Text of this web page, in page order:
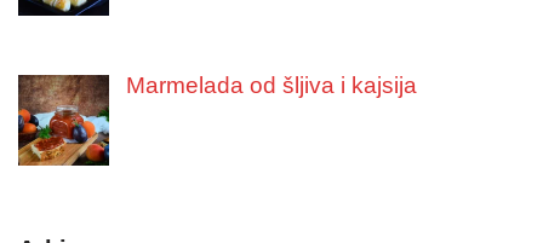
Marmelada od šljiva i kajsija